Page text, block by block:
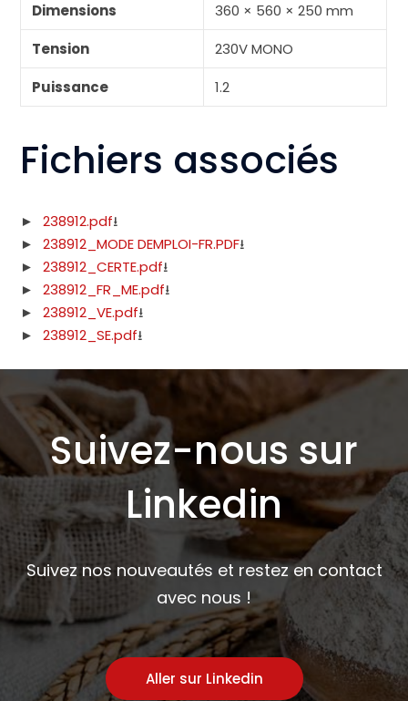
Dimensions
360 × 560 × 250 mm
Tension
230V MONO
Puissance
1.2
Fichiers associés
238912.pdf
238912_MODE DEMPLOI-FR.PDF
238912_CERTE.pdf
238912_FR_ME.pdf
238912_VE.pdf
238912_SE.pdf
Suivez-nous sur
Linkedin
Suivez nos nouveautés et restez en contact
avec nous !
Aller sur Linkedin